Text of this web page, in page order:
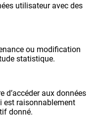
utilisateur avec des
ou modification
statistique.
d’accéder aux données
est raisonnablement
donné.